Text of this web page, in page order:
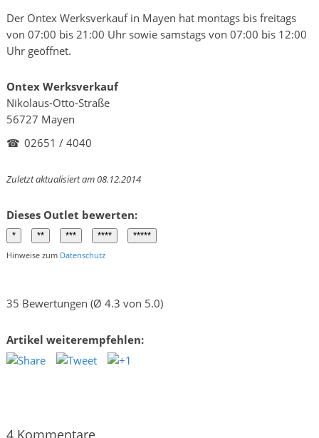
Der Ontex Werksverkauf in Mayen hat montags bis freitags
von 07:00 bis 21:00 Uhr sowie samstags von 07:00 bis 12:00
Uhr geöffnet.
Ontex Werksverkauf
Nikolaus-Otto-Straße
56727 Mayen
☎ 02651 / 4040
Zuletzt aktualisiert am 08.12.2014
Dieses Outlet bewerten:
Hinweise zum Datenschutz
35 Bewertungen (Ø 4.3 von 5.0)
Artikel weiterempfehlen:
4 Kommentare